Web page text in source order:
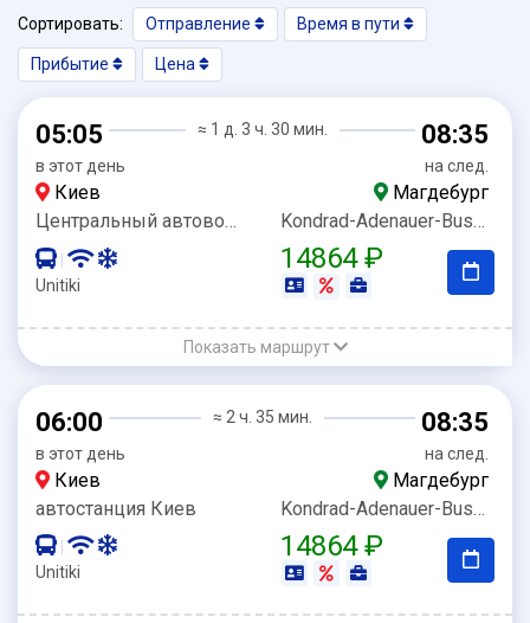
Сортировать: Отправление Время в пути
Прибытие Цена
05:05
в этот день
≈ 1 д. 3 ч. 30 мин. 08:35
на след.
Киев
Магдебург
Центральный автовокзал
Kondrad-Adenauer-Bussteig 7
Unitiki
14864 ₽
Показать маршрут
06:00
в этот день
≈ 2 ч. 35 мин. 08:35
на след.
Киев
Магдебург
автостанция Киев
Kondrad-Adenauer-Bussteig 7
Unitiki
14864 ₽